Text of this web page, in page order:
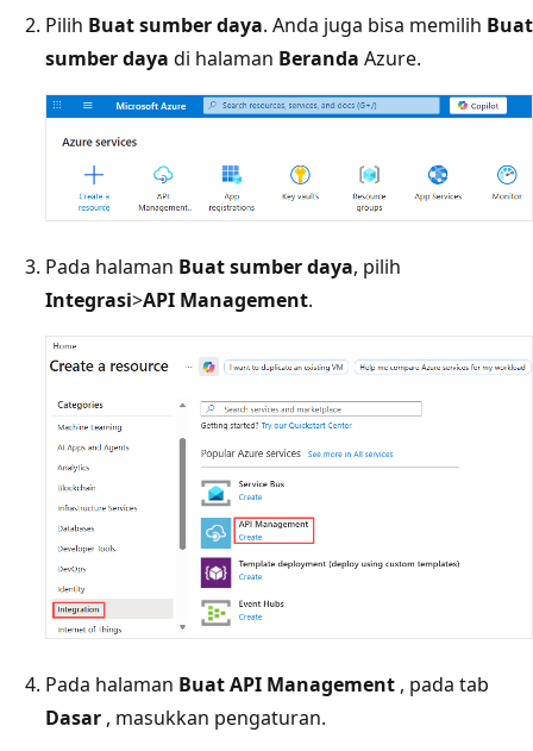
Pilih Buat sumber daya. Anda juga bisa memilih Buat
sumber daya di halaman Beranda Azure.
Pada halaman Buat sumber daya, pilih
Integrasi>API Management.
Pada halaman Buat API Management , pada tab
Dasar , masukkan pengaturan.